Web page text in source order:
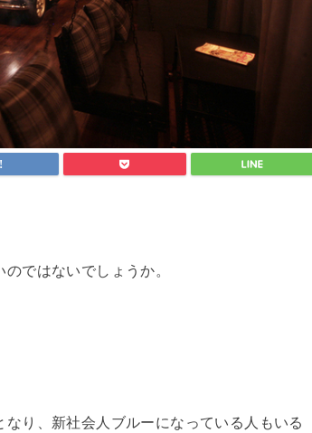
ではないでしょうか。
り、新社会人ブルーになっている人もいる